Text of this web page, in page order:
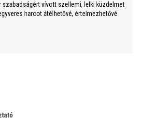
szabadságért vívott szellemi, lelki küzdelmet
harcot átélhetővé, értelmezhetővé